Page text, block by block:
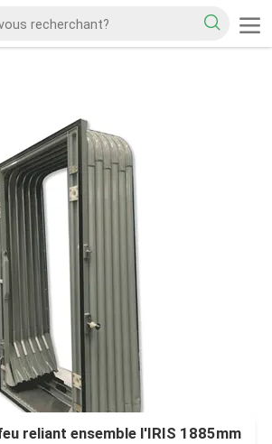
reliant ensemble l'IRIS 1885mm